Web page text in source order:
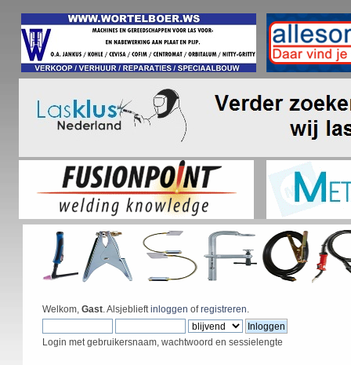
Welkom, Gast. Alsjeblieftinloggen ofregistreren.
Login met gebruikersnaam, wachtwoord en sessielengte